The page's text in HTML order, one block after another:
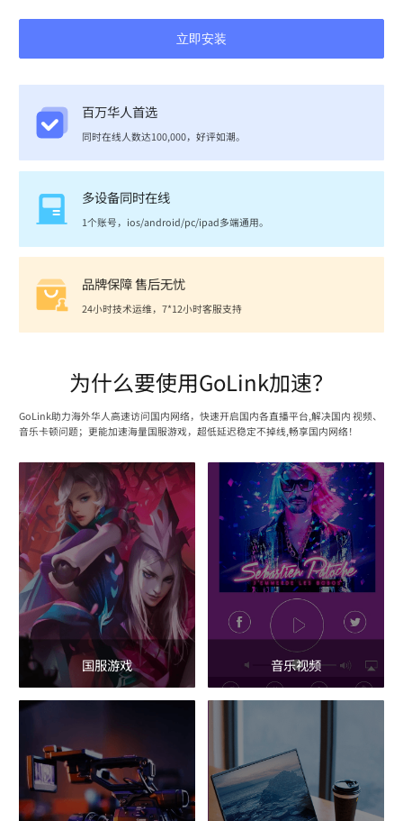
立即安装
百万华人首选
同时在线人数达100,000，好评如潮。
多设备同时在线
1个账号，ios/android/pc/ipad多端通用。
品牌保障 售后无忧
24小时技术运维，7*12小时客服支持
为什么要使用GoLink加速？
GoLink助力海外华人高速访问国内网络，快速开启国内各直播平台,解决国内 视频、
音乐卡顿问题；更能加速海量国服游戏，超低延迟稳定不掉线,畅享国内网络！
国服游戏 音乐视频